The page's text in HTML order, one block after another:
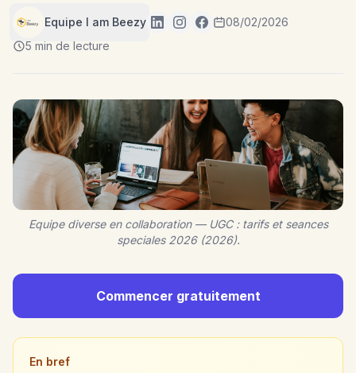
Equipe I am Beezy
08/02/2026
5 min de lecture
Equipe diverse en collaboration — UGC : tarifs et seances
speciales 2026 (2026).
Commencer gratuitement
En bref